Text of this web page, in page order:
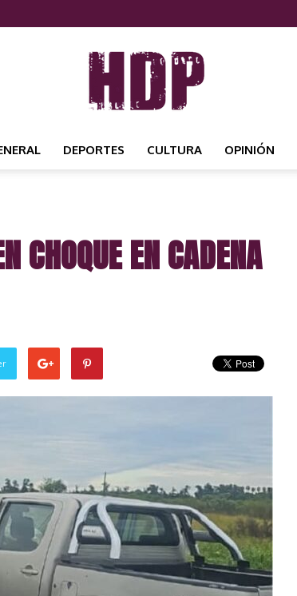
NOTICIAS
DEPORTES CULTURA OPINIÓN
CHOQUE EN CADENA